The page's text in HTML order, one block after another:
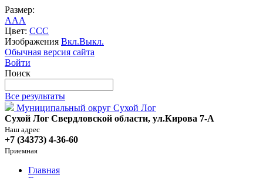
Размер:
AAA
Цвет: CCC
Изображения Вкл.Выкл.
Обычная версия сайта
Войти
Поиск
Все результаты
Муниципальный округ Сухой Лог
Сухой Лог Свердловской области, ул.Кирова 7-А
Наш адрес
+7 (34373) 4-36-60
Приемная
Главная